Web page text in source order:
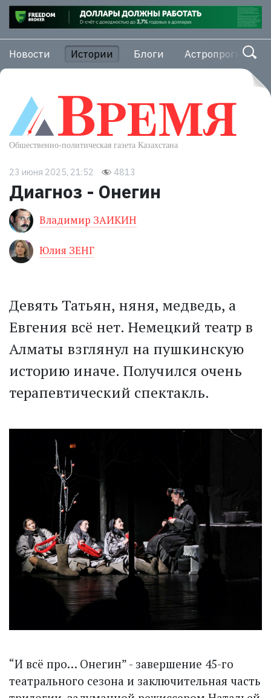
Новости Истории Блоги Астропрогноз
23 июня 2025, 21:52 4813
Диагноз - Онегин
Владимир ЗАИКИН
Юлия ЗЕНГ
Девять Татьян, няня, медведь, а
Евгения всё нет. Немецкий театр в
Алматы взглянул на пушкинскую
историю иначе. Получился очень
терапевтический спектакль.
“И всё про… Онегин” - завершение 45-го
театрального сезона и заключительная часть